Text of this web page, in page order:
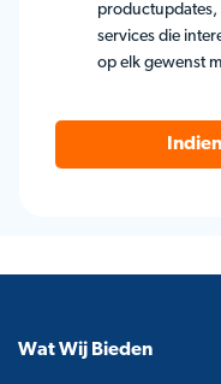
productupdates,
services die
op elk gewenst
Wat Wij Bieden